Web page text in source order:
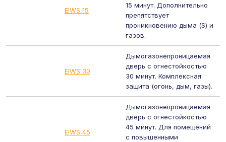
EIWS 15
15 минут. Дополнительно
препятствует
проникновению дыма (S) и
газов.
EIWS 30
Дымогазонепроницаемая
дверь с огнестойкостью
30 минут. Комплексная
защита (огонь, дым, газы).
EIWS 45
Дымогазонепроницаемая
дверь с огнестойкостью
45 минут. Для помещений
с повышенными